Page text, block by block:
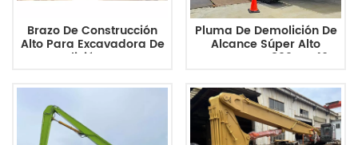
Brazo De Construcción
Alto Para Excavadora De
Demolición De Tres
30M
Pluma De Demolición De
Alcance Súper Alto
HITACHI ZX1800 De 46